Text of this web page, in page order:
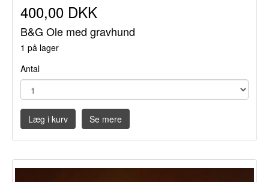
400,00 DKK
B&G Ole med gravhund
1 på lager
Antal
Læg i kurv Se mere